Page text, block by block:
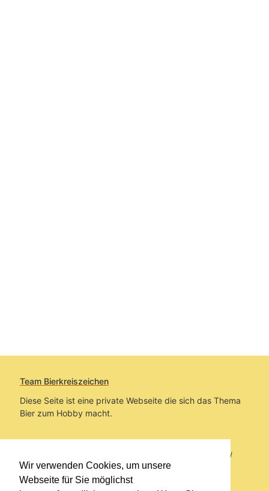
Wir verwenden Cookies, um unsere
Webseite für Sie möglichst
Team Bierkreiszeichen
Diese Seite ist eine private Webseite die sich das Thema
Bier zum Hobby macht.
Sie befinden sich auf https://www.bierkreiszeichen.at/
im Pfad:Bierkreiszeichen/Gesammelte Biere